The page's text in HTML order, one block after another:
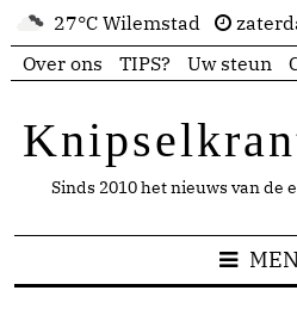
27°C Wilemstad
Over ons
TIPS? Uw steun
Sinds 2010 het nieuws van de